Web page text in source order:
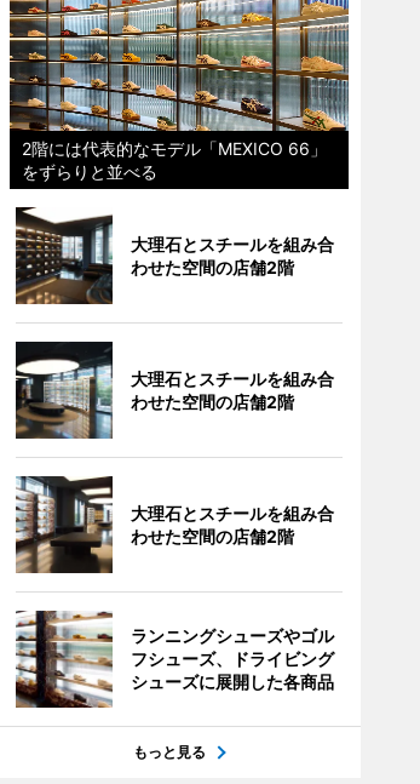
2階には代表的なモデル「MEXICO 66」
をずらりと並べる
大理石とスチールを組み合
わせた空間の店舗2階
大理石とスチールを組み合
わせた空間の店舗2階
大理石とスチールを組み合
わせた空間の店舗2階
ランニングシューズやゴル
フシューズ、ドライビング
シューズに展開した各商品
もっと見る